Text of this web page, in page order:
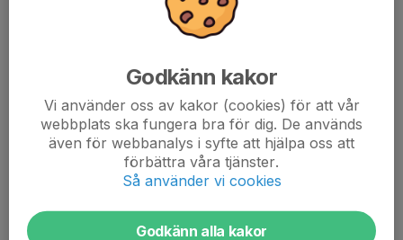
Godkänn kakor
Vi använder oss av kakor (cookies) för att vår
webbplats ska fungera bra för dig. De används
även för webbanalys i syfte att hjälpa oss att
förbättra våra tjänster.
Så använder vi cookies
Godkänn alla kakor